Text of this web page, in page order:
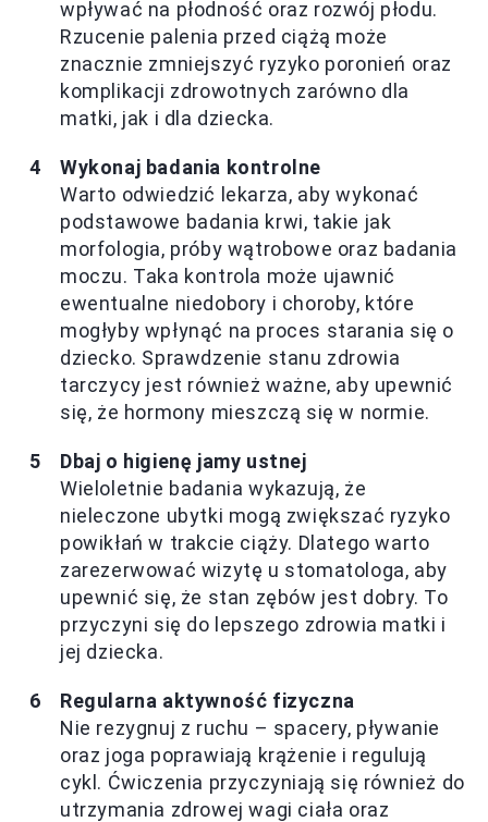
wpływać na płodność oraz rozwój płodu.
Rzucenie palenia przed ciążą może
znacznie zmniejszyć ryzyko poronień oraz
komplikacji zdrowotnych zarówno dla
matki, jak i dla dziecka.
Wykonaj badania kontrolne
Warto odwiedzić lekarza, aby wykonać
podstawowe badania krwi, takie jak
morfologia, próby wątrobowe oraz badania
moczu. Taka kontrola może ujawnić
ewentualne niedobory i choroby, które
mogłyby wpłynąć na proces starania się o
dziecko. Sprawdzenie stanu zdrowia
tarczycy jest również ważne, aby upewnić
się, że hormony mieszczą się w normie.
Dbaj o higienę jamy ustnej
Wieloletnie badania wykazują, że
nieleczone ubytki mogą zwiększać ryzyko
powikłań w trakcie ciąży. Dlatego warto
zarezerwować wizytę u stomatologa, aby
upewnić się, że stan zębów jest dobry. To
przyczyni się do lepszego zdrowia matki i
jej dziecka.
Regularna aktywność fizyczna
Nie rezygnuj z ruchu – spacery, pływanie
oraz joga poprawiają krążenie i regulują
cykl. Ćwiczenia przyczyniają się również do
utrzymania zdrowej wagi ciała oraz